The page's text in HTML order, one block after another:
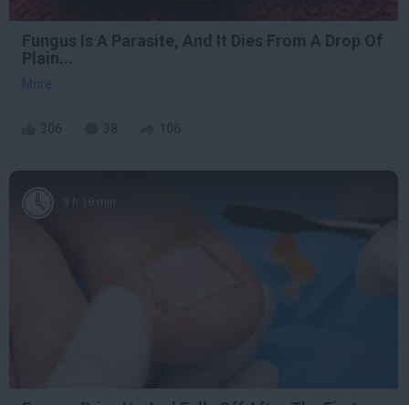
Fungus Is A Parasite, And It Dies From A Drop Of
Plain...
More
3 h 18 min